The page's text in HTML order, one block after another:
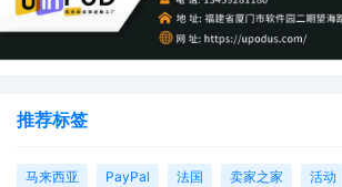
推荐标签
马来西亚 PayPal 法国 卖家之家 活动